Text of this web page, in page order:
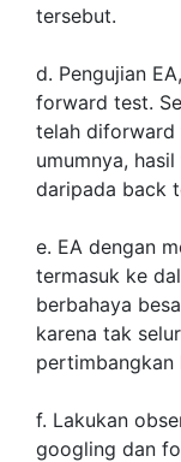
tersebut.
d. Pengujian
forward test.
telah diforward
umumnya,
daripada back
e. EA dengan
termasuk ke
berbahaya
karena tak
pertimbangkan
f. Lakukan
googling dan